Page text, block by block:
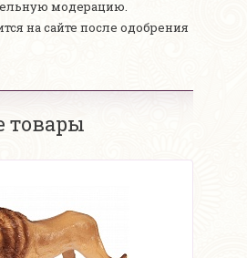
модерацию.
на сайте после одобрения
товары